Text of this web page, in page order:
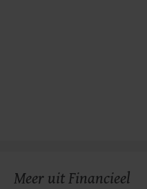
Meer uit Financieel